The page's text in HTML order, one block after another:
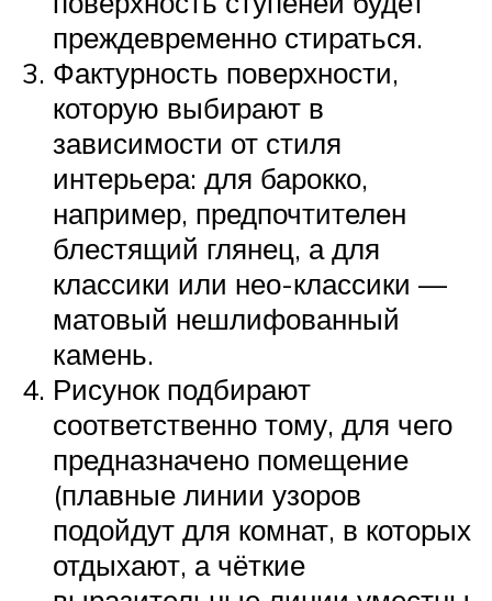
преждевременно стираться.
Фактурность поверхности,
которую выбирают в
зависимости от стиля
интерьера: для барокко,
например, предпочтителен
блестящий глянец, а для
классики или нео-классики —
матовый нешлифованный
камень.
Рисунок подбирают
соответственно тому, для чего
предназначено помещение
(плавные линии узоров
подойдут для комнат, в которых
отдыхают, а чёткие